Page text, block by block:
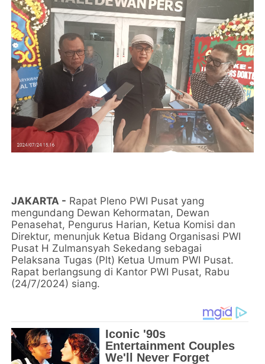
JAKARTA - Rapat Pleno PWI Pusat yang
mengundang Dewan Kehormatan, Dewan
Penasehat, Pengurus Harian, Ketua Komisi dan
Direktur, menunjuk Ketua Bidang Organisasi PWI
Pusat H Zulmansyah Sekedang sebagai
Pelaksana Tugas (Plt) Ketua Umum PWI Pusat.
Rapat berlangsung di Kantor PWI Pusat, Rabu
(24/7/2024) siang.